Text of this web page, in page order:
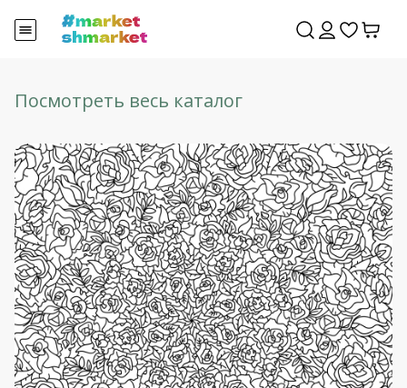
Посмотреть весь каталог